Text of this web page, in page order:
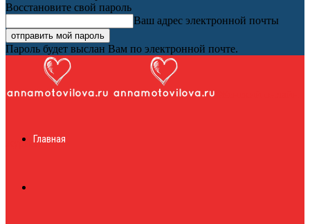
Восстановите свой пароль
Ваш адрес электронной почты
Пароль будет выслан Вам по электронной почте.
журналГлавная